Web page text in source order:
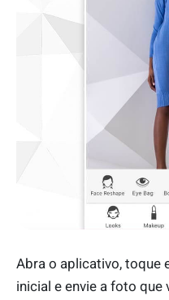
Abra o aplicativo, toque
inicial e envie a foto